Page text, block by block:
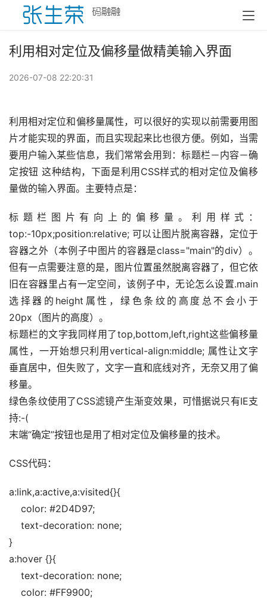
利用相对定位及偏移量做精美输入界面
2026-07-08 22:20:31
利用相对定位和偏移量属性，可以很好的实现以前需要用图
片才能实现的界面，而且实现起来比也很方便。例如，当需
要用户输入某些信息，我们常常会用到：标题栏－内容－确
定按钮 这种结构，下面是利用CSS样式的相对定位及偏移
量做的输入界面。主要特点是：
标题栏图片有向上的偏移量。利用样式：
top:-10px;position:relative; 可以让图片脱离容器，定位于
容器之外（本例子中图片的容器是class="main"的div）。
但有一点需要注意的是，图片位置虽然脱离容器了，但它依
旧在容器里占有一定空间，该例子中，无论怎么设置.main
选择器的height属性，绿色条纹的高度总不会小于
20px（图片的高度）。
标题栏的文字我同样用了top,bottom,left,right这些偏移量
属性，一开始想只利用vertical-align:middle; 属性让文字
垂直居中，但失败了，文字一直和底线对齐，无奈又用了偏
移量。
绿色条纹使用了CSS滤镜产生渐变效果，可惜据说只有IE支
持:-(
末端“确定”按钮也是用了相对定位及偏移量的技术。
CSS代码：
a:link,a:active,a:visited{}{
color: #2D4D97;
text-decoration: none;
}
a:hover {}{
text-decoration: none;
color: #FF9900;